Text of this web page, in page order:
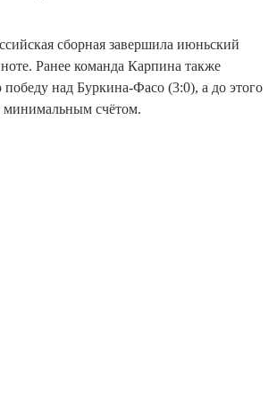
сборная завершила июньский
Ранее команда Карпина также
над Буркина-Фасо (3:0), а до этого
минимальным счётом.